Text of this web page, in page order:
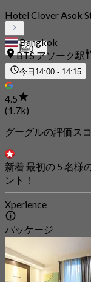
0
Hotel Clover Asok
Bangkok
BTS アソーク駅
今日 14:00 - 14:15
4.5
(1.7k)
グーグルの評価ス
新着 最初の 5 名様
ント！
Xperience
パッケージ